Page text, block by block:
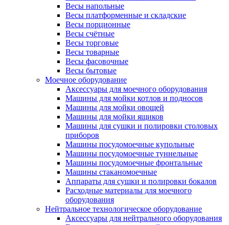
Весы напольные
Весы платформенные и складские
Весы порционные
Весы счётные
Весы торговые
Весы товарные
Весы фасовочные
Весы бытовые
Моечное оборудование
Аксессуары для моечного оборудования
Машины для мойки котлов и подносов
Машины для мойки овощей
Машины для мойки ящиков
Машины для сушки и полировки столовых
приборов
Машины посудомоечные купольные
Машины посудомоечные туннельные
Машины посудомоечные фронтальные
Машины стаканомоечные
Аппараты для сушки и полировки бокалов
Расходные материалы для моечного
оборудования
Нейтральное технологическое оборудование
Аксессуары для нейтрального оборудования